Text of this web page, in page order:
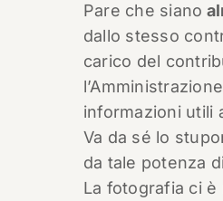
Pare che siano
dallo stesso
carico del
informazioni utili
Va da sé lo
da tale potenza
La fotografia ci è